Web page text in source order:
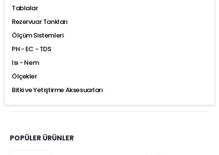
Tablalar
Rezervuar Tankları
Ölçüm Sistemleri
PH - EC - TDS
Isı - Nem
Ölçekler
Bitki ve Yetiştirme Aksesuarları
POPÜLER ÜRÜNLER